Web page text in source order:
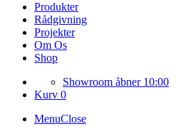
Produkter
Rådgivning
Projekter
Om Os
Shop
Showroom åbner 10:00
Kurv 0
MenuClose